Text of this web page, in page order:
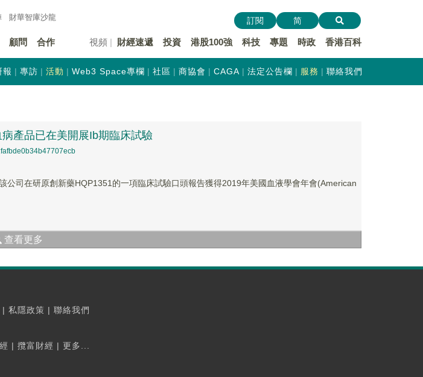
財華智庫沙龍
顧問 合作 視頻 財經速遞 投資 港股100強 科技 專題 時政 香港百科
訂閱 简
報 專訪 活動 Web3 Space專欄 社區 商協會 CAGA 法定公告欄 服務 聯絡我們
產品已在美開展Ib期臨床試驗
公司在研原創新藥HQP1351的一項臨床試驗口頭報告獲得2019年美國血液學會年會(American
查看更多
| 私隱政策 | 聯絡我們
| 攬富財經 | 更多...